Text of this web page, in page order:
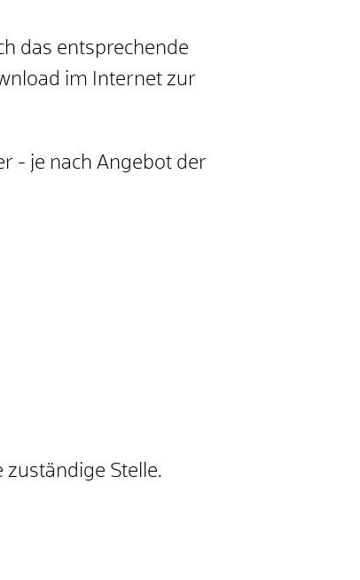
das entsprechende
im Internet zur
- je nach Angebot der
Stelle.